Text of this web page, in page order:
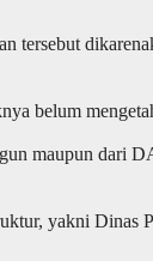
tersebut
belum
maupun dari
yakni